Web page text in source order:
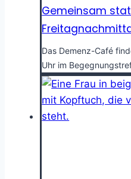
Gemeinsam
Das Demenz-Café
Uhr im